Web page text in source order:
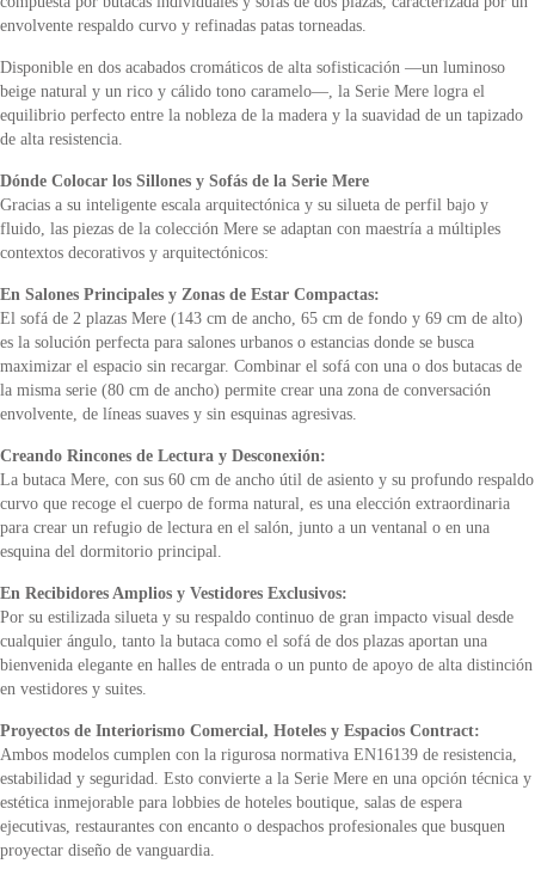
envolvente respaldo curvo y refinadas patas torneadas.
Disponible en dos acabados cromáticos de alta sofisticación —un luminoso
beige natural y un rico y cálido tono caramelo—, la Serie Mere logra el
equilibrio perfecto entre la nobleza de la madera y la suavidad de un tapizado
de alta resistencia.
Dónde Colocar los Sillones y Sofás de la Serie Mere
Gracias a su inteligente escala arquitectónica y su silueta de perfil bajo y
fluido, las piezas de la colección Mere se adaptan con maestría a múltiples
contextos decorativos y arquitectónicos:
En Salones Principales y Zonas de Estar Compactas:
El sofá de 2 plazas Mere (143 cm de ancho, 65 cm de fondo y 69 cm de alto)
es la solución perfecta para salones urbanos o estancias donde se busca
maximizar el espacio sin recargar. Combinar el sofá con una o dos butacas de
la misma serie (80 cm de ancho) permite crear una zona de conversación
envolvente, de líneas suaves y sin esquinas agresivas.
Creando Rincones de Lectura y Desconexión:
La butaca Mere, con sus 60 cm de ancho útil de asiento y su profundo respaldo
curvo que recoge el cuerpo de forma natural, es una elección extraordinaria
para crear un refugio de lectura en el salón, junto a un ventanal o en una
esquina del dormitorio principal.
En Recibidores Amplios y Vestidores Exclusivos:
Por su estilizada silueta y su respaldo continuo de gran impacto visual desde
cualquier ángulo, tanto la butaca como el sofá de dos plazas aportan una
bienvenida elegante en halles de entrada o un punto de apoyo de alta distinción
en vestidores y suites.
Proyectos de Interiorismo Comercial, Hoteles y Espacios Contract:
Ambos modelos cumplen con la rigurosa normativa EN16139 de resistencia,
estabilidad y seguridad. Esto convierte a la Serie Mere en una opción técnica y
estética inmejorable para lobbies de hoteles boutique, salas de espera
ejecutivas, restaurantes con encanto o despachos profesionales que busquen
proyectar diseño de vanguardia.